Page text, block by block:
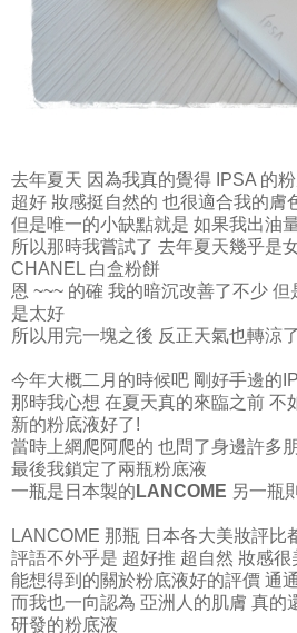
去年夏天 因為我真的覺得 IPSA 的
超好 妝感挺自然的 也很適合我的膚
但是唯一的小缺點就是 如果我出油
所以那時我嘗試了 去年夏天幾乎是
CHANEL 白盒粉餅
恩 ~~~ 的確 我的暗沉改善了不少
是太好
所以用完一塊之後 反正天氣也轉涼
今年大概二月的時候吧 剛好手邊的
那時我心想 在夏天真的來臨之前 不
新的粉底液好了!
當時上網爬阿爬的 也問了身邊許多
最後我鎖定了兩瓶粉底液
一瓶是日本製的 LANCOME 另一瓶
LANCOME 那瓶 日本各大美妝評比
評語不外乎是 超好推 超自然 妝感
能想得到的關於粉底液好的評價 通
而我也一向認為 亞洲人的肌膚 真的
研發的粉底液